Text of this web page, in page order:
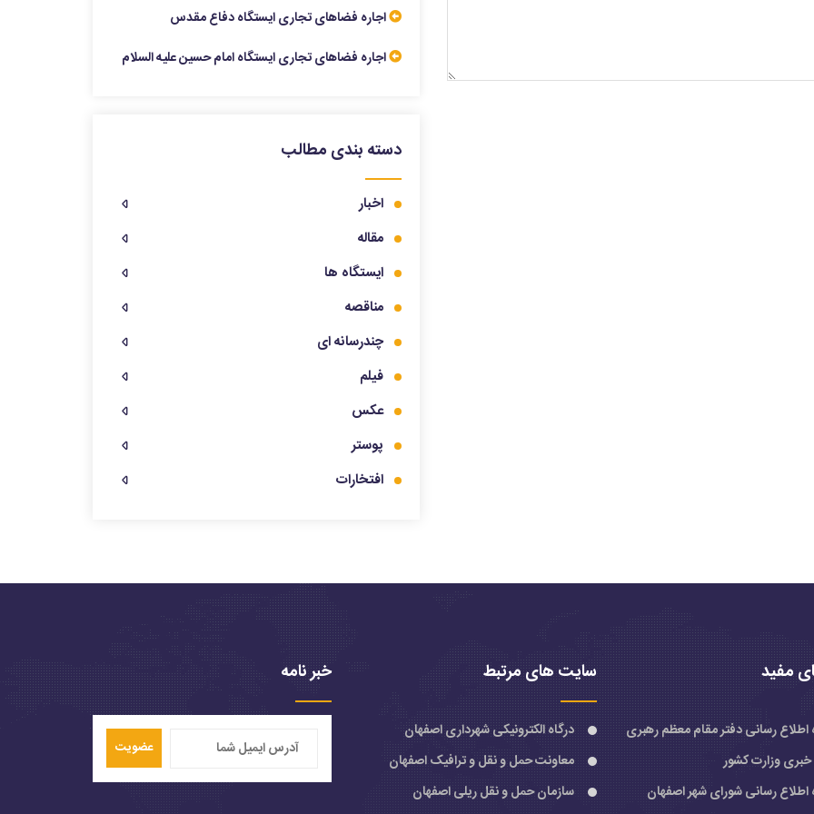
اجاره فضاهای تجاری ایستگاه دفاع مقدس
اجاره فضاهای تجاری ایستگاه امام حسین علیه السلام
دسته بندی مطالب
اخبار
مقاله
ایستگاه ها
مناقصه
چندرسانه ای
فیلم
عکس
پوستر
افتخارات
مفید
اطلاع رسانی دفتر مقام معظم رهبری
خبری وزارت کشور
اطلاع رسانی شورای شهر اصفهان
سایت های مرتبط
درگاه الکترونیکی شهرداری اصفهان
معاونت حمل و نقل و ترافیک اصفهان
سازمان حمل و نقل ریلی اصفهان
خبر نامه
عضویت